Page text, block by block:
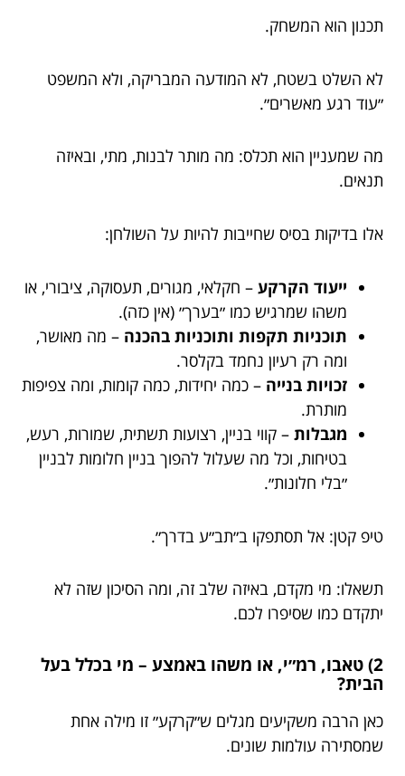
תכנון הוא המשחק.
לא השלט בשטח, לא המודעה המבריקה, ולא המשפט
״עוד רגע מאשרים״.
מה שמעניין הוא תכלס: מה מותר לבנות, מתי, ובאיזה
תנאים.
אלו בדיקות בסיס שחייבות להיות על השולחן:
ייעוד הקרקע – חקלאי, מגורים, תעסוקה, ציבורי, או
משהו שמרגיש כמו ״בערך״ (אין כזה).
תוכניות תקפות ותוכניות בהכנה – מה מאושר,
ומה רק רעיון נחמד בקלסר.
זכויות בנייה – כמה יחידות, כמה קומות, ומה צפיפות
מותרת.
מגבלות – קווי בניין, רצועות תשתית, שמורות, רעש,
בטיחות, וכל מה שעלול להפוך בניין חלומות לבניין
״בלי חלונות״.
טיפ קטן: אל תסתפקו ב״תב״ע בדרך״.
תשאלו: מי מקדם, באיזה שלב זה, ומה הסיכון שזה לא
יתקדם כמו שסיפרו לכם.
2) טאבו, רמ״י, או משהו באמצע – מי בכלל בעל
הבית?
כאן הרבה משקיעים מגלים ש״קרקע״ זו מילה אחת
שמסתירה עולמות שונים.